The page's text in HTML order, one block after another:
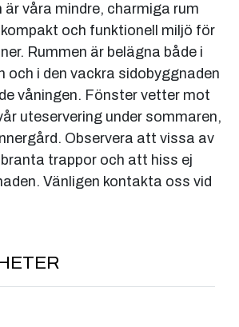
våra mindre, charmiga rum
och funktionell miljö för
Rummen är belägna både i
och i den vackra sidobyggnaden
våningen. Fönster vetter mot
uteservering under sommaren,
Observera att vissa av
trappor och att hiss ej
Vänligen kontakta oss vid